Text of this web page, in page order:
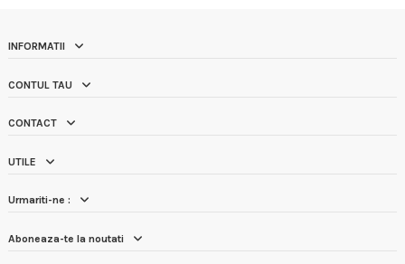
INFORMATII
CONTUL TAU
CONTACT
UTILE
Urmariti-ne :
Aboneaza-te la noutati